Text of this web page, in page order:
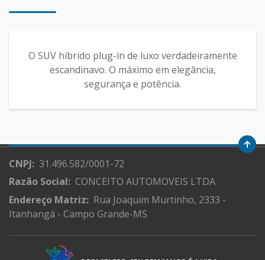
O SUV híbrido plug-in de luxo verdadeiramente
escandinavo. O máximo em elegância,
segurança e potência.
CNPJ: 31.496.582/0001-72
Razão Social: CONCEITO AUTOMOVEIS LTDA
Endereço Matriz: Rua Joaquim Murtinho, 2333 -
Itanhangá - Campo Grande-MS